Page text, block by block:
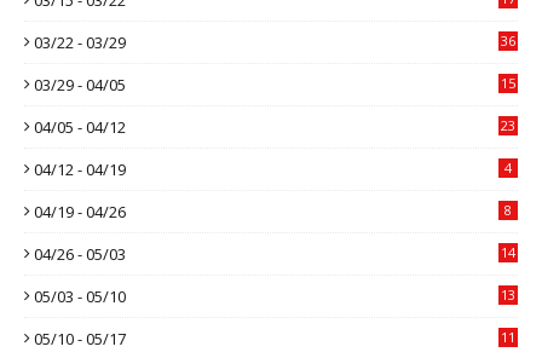
03/22 - 03/29 36
03/29 - 04/05 15
04/05 - 04/12 23
04/12 - 04/19 4
04/19 - 04/26 8
04/26 - 05/03 14
05/03 - 05/10 13
05/10 - 05/17 11